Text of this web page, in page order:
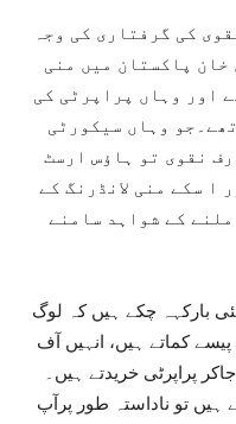
کی گرفتاری کی وجہ
خان پاکستان میں منی
اور وہاں پراپرٹی کی
وہاں سیکورٹی
نقوی تو ہاؤس ارسٹ
ا سکے منی لانڈرنگ کے
کے شواہد سامنے
بارکہہ چکے ہیں کہ لوگ
کماتے ہیں، انہیں آف
پراپرٹی خریدتے ہیں۔
ہیں تو ناداستہ طور پرآپ